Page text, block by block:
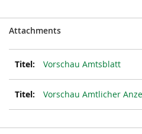
Attachments
Vorschau Amtsblatt
Vorschau Amtlicher